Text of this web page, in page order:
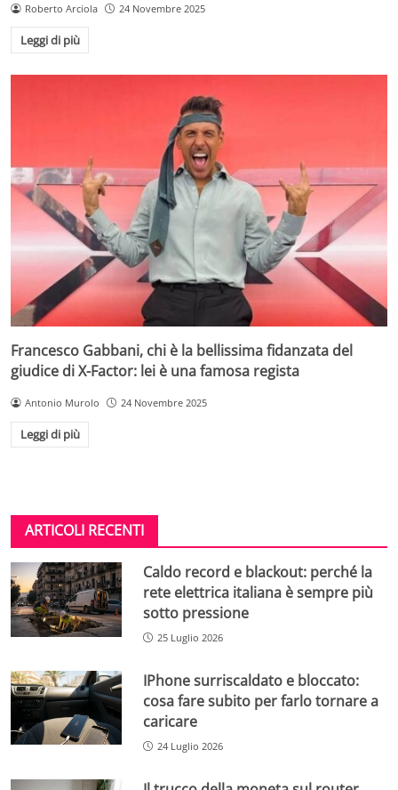
Roberto Arciola 24 Novembre 2025
Leggi di più
Francesco Gabbani, chi è la bellissima fidanzata del
giudice di X-Factor: lei è una famosa regista
Antonio Murolo 24 Novembre 2025
Leggi di più
ARTICOLI RECENTI
Caldo record e blackout: perché la
rete elettrica italiana è sempre più
sotto pressione
25 Luglio 2026
IPhone surriscaldato e bloccato:
cosa fare subito per farlo tornare a
caricare
24 Luglio 2026